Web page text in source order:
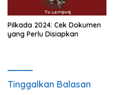
Pilkada 2024: Cek Dokumen
yang Perlu Disiapkan
Tinggalkan Balasan